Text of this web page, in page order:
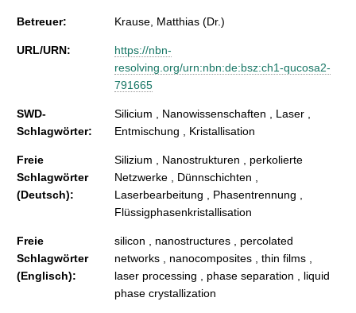
Betreuer: Krause, Matthias (Dr.)
URL/URN:
https://nbn-
resolving.org/urn:nbn:de:bsz:ch1-qucosa2-
791665
SWD-
Schlagwörter:
Silicium , Nanowissenschaften , Laser ,
Entmischung , Kristallisation
Freie
Schlagwörter
(Deutsch):
Silizium , Nanostrukturen , perkolierte
Netzwerke , Dünnschichten ,
Laserbearbeitung , Phasentrennung ,
Flüssigphasenkristallisation
Freie
Schlagwörter
(Englisch):
silicon , nanostructures , percolated
networks , nanocomposites , thin films ,
laser processing , phase separation , liquid
phase crystallization